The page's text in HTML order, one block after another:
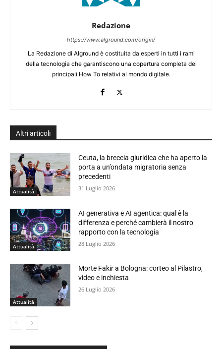
Redazione
https://www.alground.com/origin/
La Redazione di Alground è costituita da esperti in tutti i rami
della tecnologia che garantiscono una copertura completa dei
principali How To relativi al mondo digitale.
Altri articoli
Attualità
Ceuta, la breccia giuridica che ha aperto la
porta a un’ondata migratoria senza
precedenti
31 Luglio 2026
Attualità
AI generativa e AI agentica: qual è la
differenza e perché cambierà il nostro
rapporto con la tecnologia
28 Luglio 2026
Attualità
Morte Fakir a Bologna: corteo al Pilastro,
video e inchiesta
26 Luglio 2026